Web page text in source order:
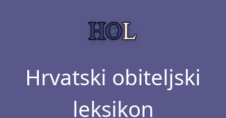
Hrvatski obiteljski
leksikon